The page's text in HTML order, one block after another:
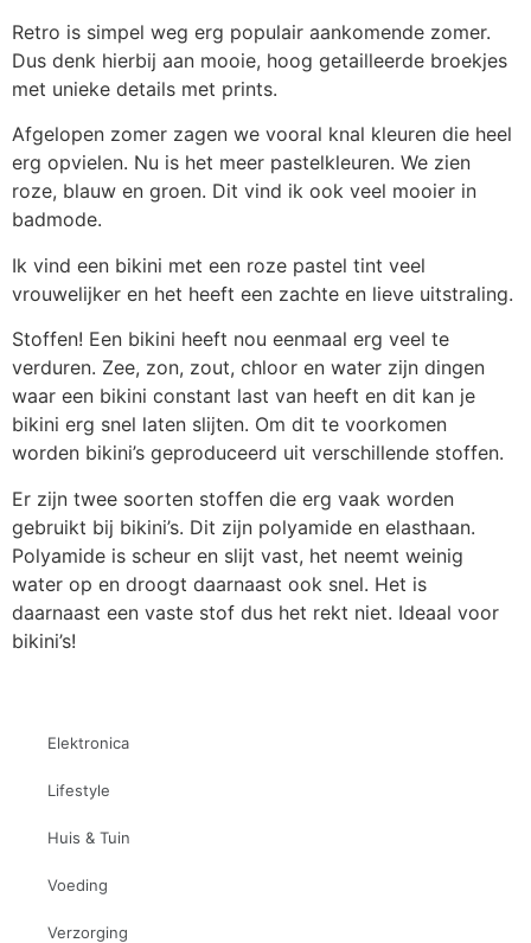
Retro is simpel weg erg populair aankomende zomer.
Dus denk hierbij aan mooie, hoog getailleerde broekjes
met unieke details met prints.
Afgelopen zomer zagen we vooral knal kleuren die heel
erg opvielen. Nu is het meer pastelkleuren. We zien
roze, blauw en groen. Dit vind ik ook veel mooier in
badmode.
Ik vind een bikini met een roze pastel tint veel
vrouwelijker en het heeft een zachte en lieve uitstraling.
Stoffen! Een bikini heeft nou eenmaal erg veel te
verduren. Zee, zon, zout, chloor en water zijn dingen
waar een bikini constant last van heeft en dit kan je
bikini erg snel laten slijten. Om dit te voorkomen
worden bikini’s geproduceerd uit verschillende stoffen.
Er zijn twee soorten stoffen die erg vaak worden
gebruikt bij bikini’s. Dit zijn polyamide en elasthaan.
Polyamide is scheur en slijt vast, het neemt weinig
water op en droogt daarnaast ook snel. Het is
daarnaast een vaste stof dus het rekt niet. Ideaal voor
bikini’s!
Elektronica
Lifestyle
Huis & Tuin
Voeding
Verzorging